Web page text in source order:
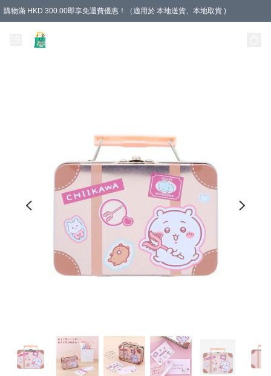
購物滿 HKD 300.00即享免運費優惠！（適用於 本地送貨、本地取貨 )